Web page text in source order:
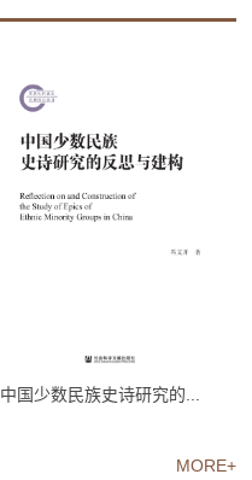
中国少数民族史诗研究的...
MORE+